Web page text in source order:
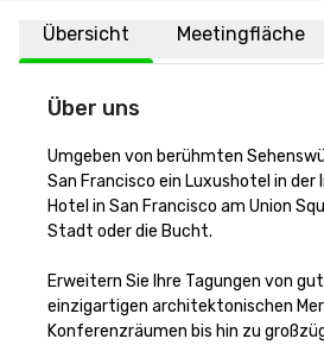
Übersicht Meetingfläche
Über uns
Umgeben von berühmten
San Francisco ein Luxushotel in
Hotel in San Francisco am Union
Stadt oder die Bucht.
Erweitern Sie Ihre Tagungen von
einzigartigen architektonischen
Konferenzräumen bis hin zu